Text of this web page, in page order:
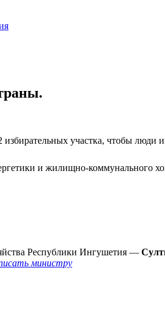
участка, чтобы люди
и жилищно-коммунального
Республики Ингушетия —
министру